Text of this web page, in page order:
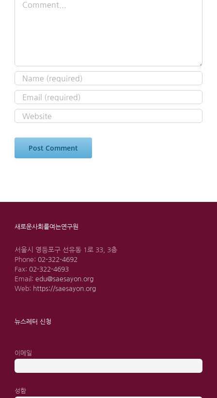
새로운사회를여는연구원
서울시 영등포구 선유동 1로 33, 3층
Phone: 02-322-4692
Fax: 02-322-4693
Email: edu@saesayon.org
Web: https://saesayon.org
뉴스레터 신청
이메일
성함